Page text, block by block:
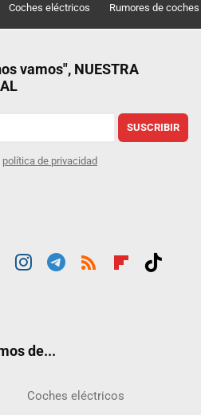
Coches eléctricos Rumores de coches
vamos", NUESTRA
SUSCRIBIR
política de privacidad
de...
Coches eléctricos